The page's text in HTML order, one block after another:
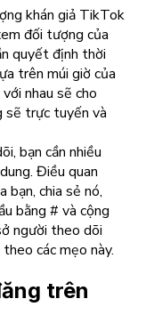
khán giả TikTok
đối tượng của
quyết định thời
trên múi giờ của
nhau sẽ cho
sẽ trực tuyến và
bạn cần nhiều
Điều quan
bạn, chia sẻ nó,
bằng # và cộng
người theo dõi
các mẹo này.
trên